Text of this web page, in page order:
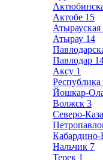
Актобе 15
Атырауская
Атырау 14
Павлодар
Аксу 1
Йошкар-
Волжск 3
Северо-
Кабардино-
Нальчик 7
Терек 1